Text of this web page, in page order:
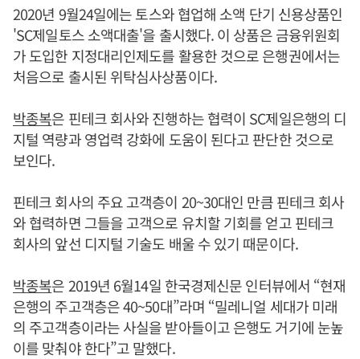
2020년 9월24일에는 토스와 협업해 소액 단기 신용상품인
'SC제일토스 소액대출'을 출시했다. 이 상품은 금융위원회
가 도입한 지정대리인제도를 활용한 것으로 은행권에서는
처음으로 출시된 위탁심사상품이다.
박종복은 핀테크 회사와 진행하는 협력이 SC제일은행의 디
지털 역량과 영업력 강화에 도움이 된다고 판단한 것으로
보인다.
핀테크 회사의 주요 고객층이 20~30대인 만큼 핀테크 회사
와 협력하면 그들을 고객으로 유치할 기회를 얻고 핀테크
회사의 앞선 디지털 기술도 배울 수 있기 때문이다.
박종복은 2019년 6월14일 한국경제신문 인터뷰에서 “현재
은행의 주고객층은 40~50대”라며 “밀레니얼 세대가 미래
의 주고객층이라는 사실을 받아들이고 은행도 거기에 눈높
이를 맞춰야 한다”고 말했다.